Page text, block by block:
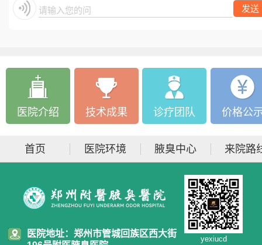
请输入您的问题 发送
医院介绍 技术成果 诊疗团队 价格公
首页 医院环境 腋臭中心 来院路
医院地址：郑州市管城回族区西大街
yexiucd